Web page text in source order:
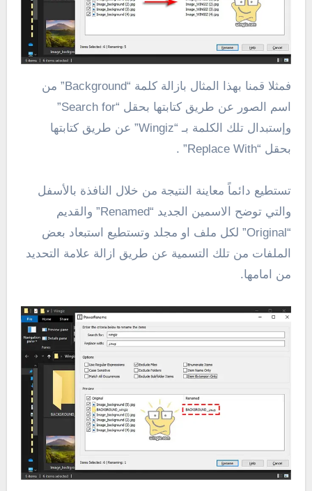
فمثلا قمنا بهذا المثال بازالة كلمة “Background” من
اسم الصور عن طريق كتابتها بحقل “Search for”
وإستبدال تلك الكلمة بـ “Wingiz” عن طريق كتابتها
بحقل “Replace With” .
تستطيع دائماً معاينة النتيجة من خلال النافذة بالأسفل
والتي توضح الاسمين الجديد “Renamed” والقديم
“Original” لكل ملف او مجلد وتستطيع استبعاد بعض
الملفات من تلك التسمية عن طريق ازالة علامة التحديد
من امامها.